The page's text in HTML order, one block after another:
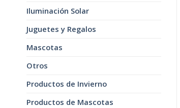
Iluminación Solar
Juguetes y Regalos
Mascotas
Otros
Productos de Invierno
Productos de Mascotas